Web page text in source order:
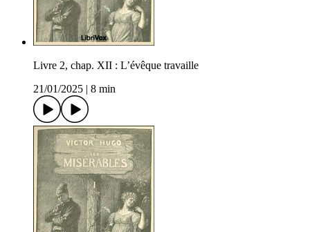
Livre 2, chap. XII : L’évêque travaille
21/01/2025
8 min